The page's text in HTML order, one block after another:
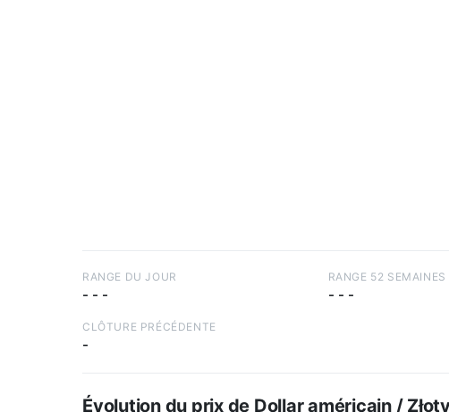
RANGE DU JOUR
- - -
RANGE 52 SEMAINES
- - -
CLÔTURE PRÉCÉDENTE
-
Évolution du prix de Dollar américain /